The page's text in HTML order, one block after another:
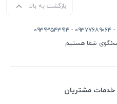
بازگشت به بالا
- ۰۹۳۷۷۶۸۹۰۶۴ - ۰۹۳۹۳۵۴۳۹۱۴
خدمات مشتریان